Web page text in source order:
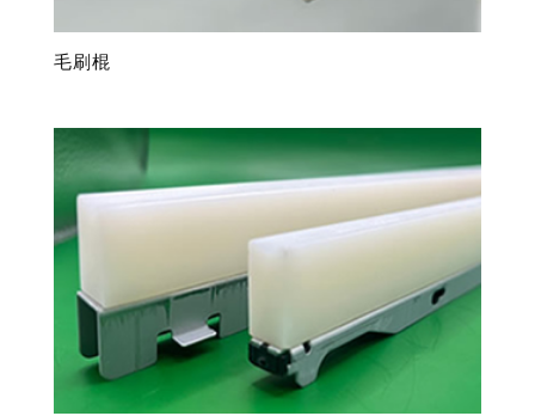
毛刷棍